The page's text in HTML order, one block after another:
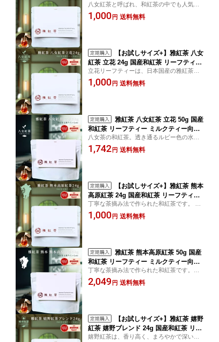
フティー ミルクティー向き 1000円ポッ
キリ | お茶 日本茶 紅茶 和紅茶 茶の支度
八女紅茶と呼ばれ、和紅茶の中でも人気の
高いブランドです。 送料無料でお届けしま
す。
1,000円 送料無料
【お試しサイズ+】雅紅茶 八女
紅茶 立花 24g 国産和紅茶 リーフティー
ミルクティー向き 1000円ポッキリ | お
茶 日本茶 紅茶 和紅茶 茶の支度 送料無
立花リーフティーは、日本国産の雅紅茶と
して、透き通るルビー色とほのかな甘みが
特徴です。送料無料でお届けします。
1,000円 送料無料
雅紅茶 八女紅茶 立花 50g 国産
和紅茶 リーフティー ミルクティー向き
茶園ごとの個性を味わう主力ライン | お
茶 日本茶 紅茶 和紅茶 茶の支度 送料無
八女茶の和紅茶。透き通るルビー色の水色
とほんのり甘みを感じる後味が特徴です。
美味しい紅茶の淹れ方冊子付き。アイステ
1,742円 送料無料
【お試しサイズ+】雅紅茶 熊本
高原紅茶 24g 国産和紅茶 リーフティー
ミルクティー向き 1000円ポッキリ | お
茶 日本茶 紅茶 和紅茶 茶の支度 送料無
丁寧な茶摘み法で作られた和紅茶です。 1
人1日1kgしか収穫できないため、希少価値
があります。 送料無料でお届けします。
1,000円 送料無料
雅紅茶 熊本高原紅茶 50g 国産
和紅茶 リーフティー ミルクティー向き
茶園ごとの個性を味わう主力ライン | お
茶 日本茶 紅茶 和紅茶 茶の支度 送料無
丁寧な茶摘み法で作られた和紅茶です。1人
1日1kgしか収穫できないため、希少価値が
あります。美味しい紅茶の淹れ方冊子付
2,049円 送料無料
【お試しサイズ+】雅紅茶 嬉野
紅茶 嬉野ブレンド 24g 国産和紅茶 リー
フティー ミルクティー向き 1000円ポッ
嬉野紅茶は、香り高く、まろやかで深い味